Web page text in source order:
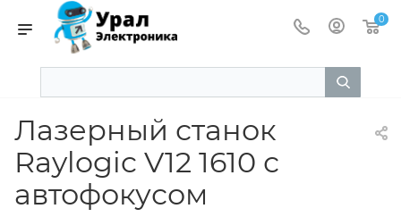
0
Лазерный станок
Raylogic V12 1610 с
автофокусом